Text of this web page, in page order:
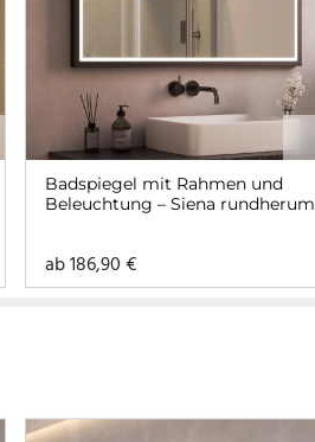
Badspiegel mit Rahmen und
Beleuchtung – Siena rundherum
ab186,90€